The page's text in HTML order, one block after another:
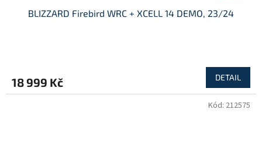
BLIZZARD Firebird WRC + XCELL 14 DEMO, 23/24
18 999 Kč DETAIL
Kód: 212575